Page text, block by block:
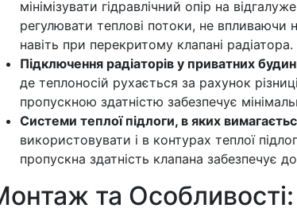
мінімізувати гідравлічний опір на
регулювати теплові потоки, не впливаючи
навіть при перекритому клапані радіатора.
Підключення радіаторів у приватних
де теплоносій рухається за рахунок
пропускною здатністю забезпечує
Системи теплої підлоги, в яких
використовувати і в контурах теплої
пропускна здатність клапана забезпечує
та Особливості: